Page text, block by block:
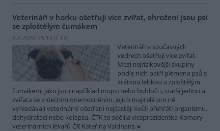
Veterináři v horku ošetřují více zvířat, ohrožení jsou psi
se zploštělým čumákem
6.8.2026 15:15 (ČTK)
Veterináři v současných
vedrech ošetřují více zvířat.
Mezi nejrizikovější skupiny
podle nich patří plemena psů s
krátkou lebkou a zploštělým
čumákem, jako jsou například mopsi nebo buldočci, starší jedinci a
zvířata se srdečním onemocněním. Jejich majitelé pro ně
vyhledávají veterinární ošetření nejčastěji kvůli přehřátí organismu,
dehydrataci nebo kolapsu. ČTK to sdělila viceprezidentka Komory
veterinárních lékařů ČR Kateřina Valdhans.